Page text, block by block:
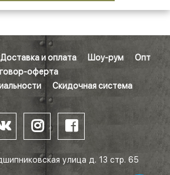
Доставка и оплата Шоу-рум
Опт
оферта
Скидочная система
улица д. 13 стр. 65